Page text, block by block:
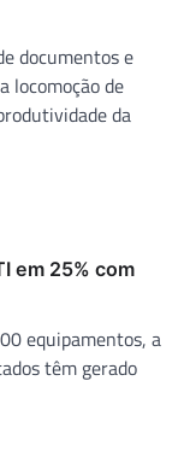
documentos e
locomoção de
da
em 25% com
equipamentos, a
têm gerado